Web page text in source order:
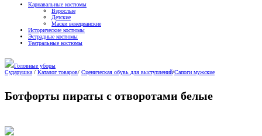
Карнавальные костюмы
Взрослые
Детские
Маски венецианские
Исторические костюмы
Эстрадные костюмы
Театральные костюмы
Головные уборы
Сударушка / Каталог товаров/ Сценическая обувь для выступлений/Сапоги мужские
Ботфорты пираты с отворотами белые